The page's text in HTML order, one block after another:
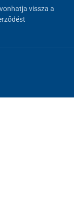
vissza a